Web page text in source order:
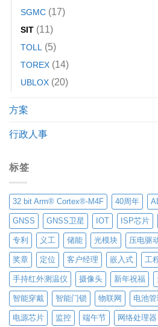
SGMC (17)
SIT (11)
TOLL (5)
TOREX (14)
UBLOX (20)
方案
行政人事
标签
32 bit Arm® Cortex®-M4F 40周年
GNSS GNSS卫星 IOT ISP芯片
专利 义工 储能 光模块 压电驱
奖章 定位 客户经理 嵌入式 工
手持红外测温仪 摄像头 新年祝福
智能穿戴 智能门锁 物联网 电池
电源芯片 监控 端午节 网络处理